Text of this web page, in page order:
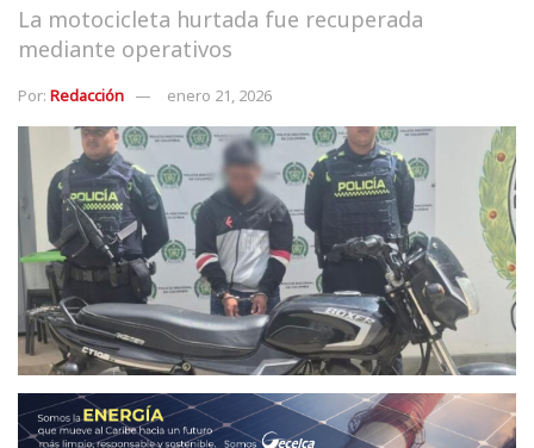
La motocicleta hurtada fue recuperada
mediante operativos
Por: Redacción enero 21, 2026